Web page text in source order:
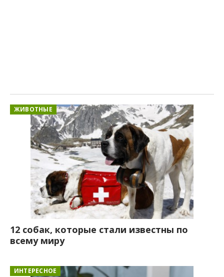
ЖИВОТНЫЕ
12 собак, которые стали известны по
всему миру
ИНТЕРЕСНОЕ